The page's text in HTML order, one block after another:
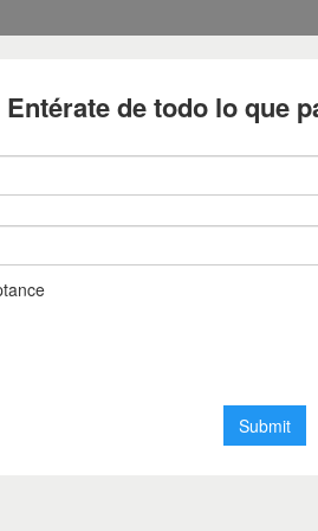
i social ads
a